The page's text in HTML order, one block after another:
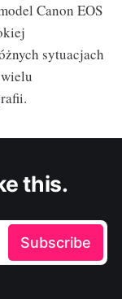
Canon EOS
sytuacjach
this.
Subscribe